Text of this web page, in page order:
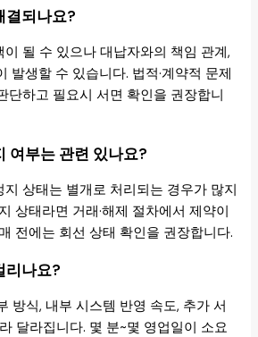
결되나요?
될 수 있으나 대납자와의 책임 관계,
발생할 수 있습니다. 법적·계약적 문제
단하고 필요시 서면 확인을 권장합니
여부는 관련 있나요?
상태는 별개로 처리되는 경우가 많지
상태라면 거래·해제 절차에서 제약이
전에는 회선 상태 확인을 권장합니다.
리나요?
방식, 내부 시스템 반영 속도, 추가 서
달라집니다. 몇 분~몇 영업일이 소요